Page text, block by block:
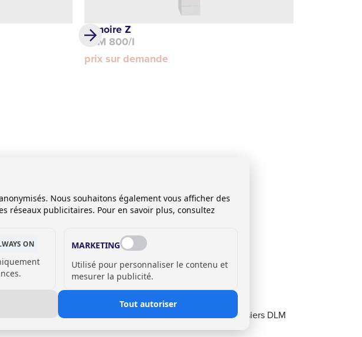
Armoire Z
DLM 800/I
prix sur demande
DLM 730 ET DLM 740
que les casiers DLM 740 mesurent 40 cm de large. Les casiers DLM
Nous souhaitons également vous afficher des
réseaux publicitaires. Pour en savoir plus, consultez
ON
MARKETING
Utilisé pour personnaliser le contenu et
mesurer la publicité.
Tout autoriser